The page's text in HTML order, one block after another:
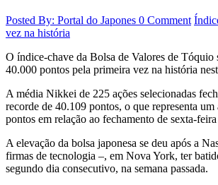
Posted By: Portal do Japones 0 Comment
vez na história
O índice-chave da Bolsa de Valores de Tóquio
40.000 pontos pela primeira vez na história
A média Nikkei de 225 ações selecionadas
recorde de 40.109 pontos, o que representa
pontos em relação ao fechamento de sexta-
A elevação da bolsa japonesa se deu após a
firmas de tecnologia –, em Nova York, ter
segundo dia consecutivo, na semana passada.